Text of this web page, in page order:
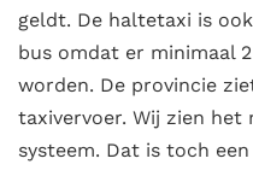
geldt. De haltetaxi is
bus omdat er minimaal
worden. De provincie
taxivervoer. Wij zien het
systeem. Dat is toch